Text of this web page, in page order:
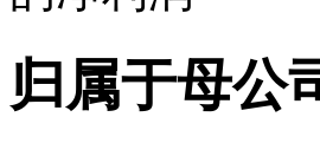
归属于母公